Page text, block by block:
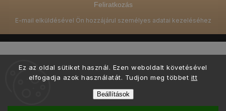
Ez az oldal sütiket használ. Ezen weboldalt követésével
elfogadja azok használatát. Tudjon meg többet itt
Beállítások
Feliratkozás
Ő készítette és kódolta a grafikai tervezést